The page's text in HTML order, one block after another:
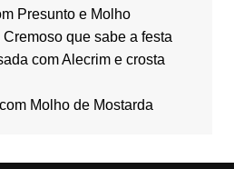
Presunto e Molho
que sabe a festa
com Alecrim e crosta
Molho de Mostarda